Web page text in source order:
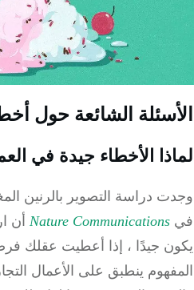
الشائعة حول
الأخطاء جيدة في
دراسة التصوير بالرنين
Nature Communicationsأن
جيدًا ، إذا أعطيت عقلك فرصة
ينطبق على الأعمال